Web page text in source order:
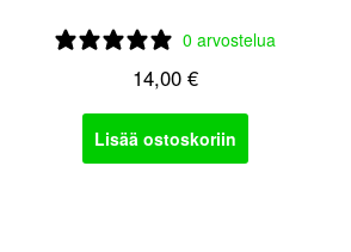
0 arvostelua
14,00 €
Lisää ostoskoriin